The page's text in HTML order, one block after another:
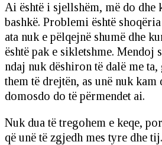
Ai është i sjellshëm, më do dhe
bashkë. Problemi është
ata nuk e pëlqejnë shumë dhe
është pak e sikletshme. Mendoj
ndaj nuk dëshiron të dalë me
them të drejtën, as unë nuk kam
domosdo do të përmendet ai.
Nuk dua të tregohem e keqe,
që unë të zgjedh mes tyre dhe